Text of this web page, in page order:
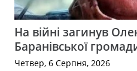
На війні загинув
Баранівської
Четвер, 6 Серпня, 2026